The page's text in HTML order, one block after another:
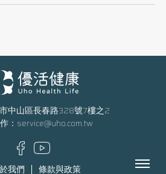
中山區長春路328號7樓之2
： service@uho.com.tw
我們 條款與政策 Menu